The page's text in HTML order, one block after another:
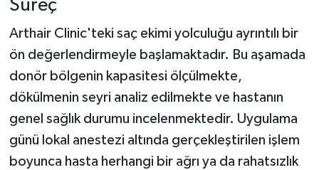
Süreç
Arthair Clinic'teki saç ekimi yolculuğu ayrıntılı bir
ön değerlendirmeyle başlamaktadır. Bu aşamada
donör bölgenin kapasitesi ölçülmekte,
dökülmenin seyri analiz edilmekte ve hastanın
genel sağlık durumu incelenmektedir. Uygulama
günü lokal anestezi altında gerçekleştirilen işlem
boyunca hasta herhangi bir ağrı ya da rahatsızlık